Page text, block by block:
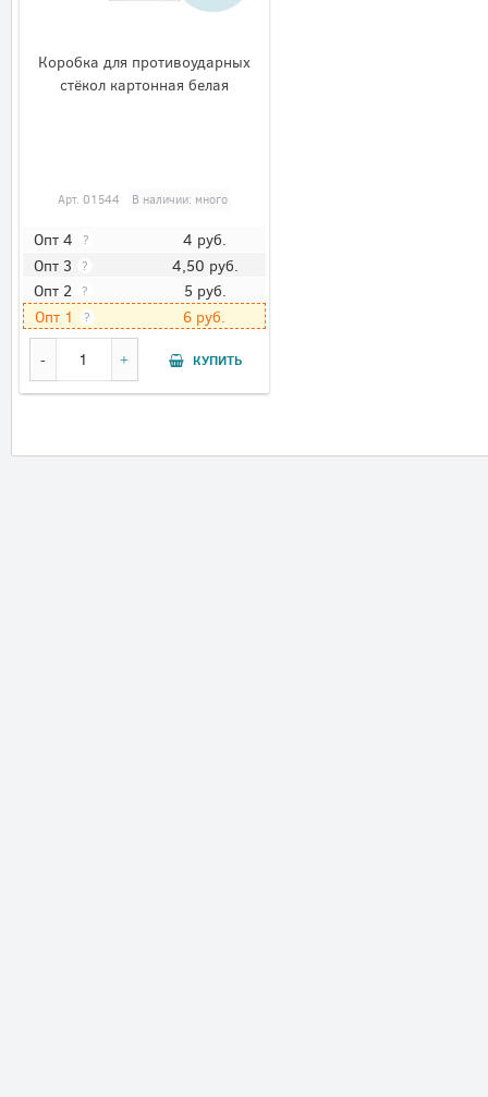
Коробка для противоударных
стёкол картонная белая
Арт. 01544 В наличии: много
Опт 4 ? 4 руб.
Опт 3 ? 4,50 руб.
Опт 2 ? 5 руб.
Опт 1 ? 6 руб.
КУПИТЬ